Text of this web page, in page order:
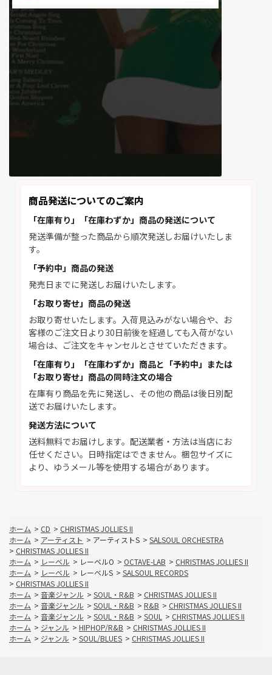
商品発送についてのご案内
「在庫有り」「在庫わずか」商品の発送について
発送準備が整った商品から順次発送しお届けいたしま
す。
「予約中」商品の発送
発売日までに発送しお届けいたします。
「お取り寄せ」商品の発送
お取り寄せいたします。入荷見込みがない場合や、お
客様のご注文日より30日前後を経過しても入荷がない
場合は、ご注文をキャンセルとさせていただきます。
「在庫有り」「在庫わずか」商品と「予約中」または
「お取り寄せ」商品の同時注文の場合
在庫有り商品を先に発送し、その他の商品は後日別配
送でお届けいたします。
発送方法について
送料無料でお届けします。配送業者・方法は当店にお
任せください。日時指定はできません。梱包サイズに
より、ゆうメール等を使用する場合があります。
ホーム > CD > CHRISTMAS JOLLIES II
ホーム > アーティスト > アーティストS > SALSOUL ORCHESTRA
> CHRISTMAS JOLLIES II
ホーム > レーベル > レーベルO > OCTAVE-LAB > CHRISTMAS JOLLIES II
ホーム > レーベル > レーベルS > SALSOUL RECORDS
> CHRISTMAS JOLLIES II
ホーム > 音楽ジャンル > SOUL・R&B > CHRISTMAS JOLLIES II
ホーム > 音楽ジャンル > SOUL・R&B > R&B > CHRISTMAS JOLLIES II
ホーム > 音楽ジャンル > SOUL・R&B > SOUL > CHRISTMAS JOLLIES II
ホーム > ジャンル > HIPHOP/R&B > CHRISTMAS JOLLIES II
ホーム > ジャンル > SOUL/BLUES > CHRISTMAS JOLLIES II